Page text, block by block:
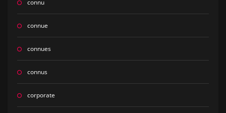
connu
connue
connues
connus
corporate